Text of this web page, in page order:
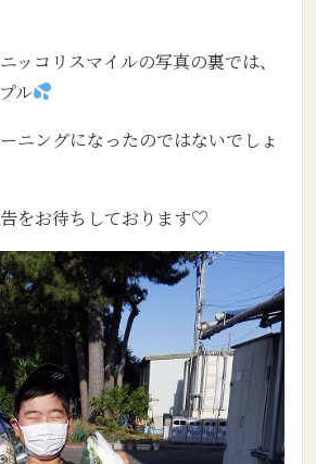
ッコリスマイルの写真の裏では、
ル
ニングになったのではないでしょ
をお待ちしております♡